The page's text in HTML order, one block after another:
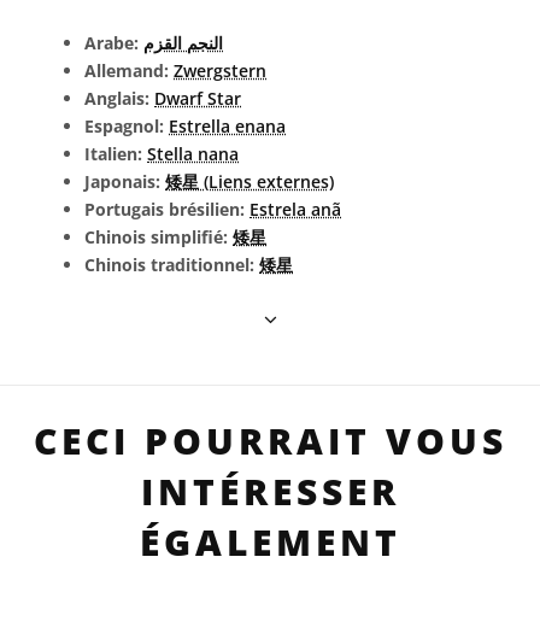
Arabe: النجم القزم
Allemand: Zwergstern
Anglais: Dwarf Star
Espagnol: Estrella enana
Italien: Stella nana
Japonais: 矮星 (Liens externes)
Portugais brésilien: Estrela anã
Chinois simplifié: 矮星
Chinois traditionnel: 矮星
CECI POURRAIT VOUS
INTÉRESSER
ÉGALEMENT